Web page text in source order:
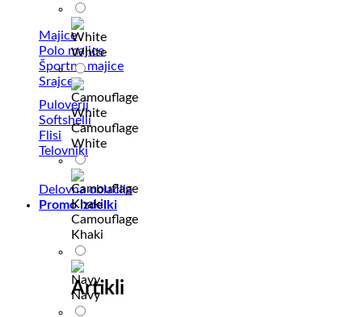
Majice
Polo majice
Športne majice
Srajce
Puloverji
Softshelli
Flisi
Telovniki
Delovna oblačila
Promo izdelki
Artikli
White
Camouflage
White
Camouflage
Khaki
Navy